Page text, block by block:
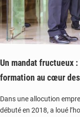
Un mandat fructueux
formation au cœur
Dans une allocution
débuté en 2018, a loué